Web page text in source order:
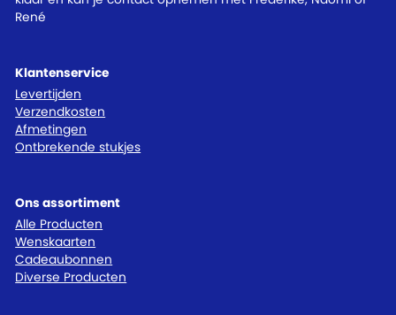
Klantenservice
Levertijden
Verzendkosten
Afmetingen
Ontbrekende stukjes
Ons assortiment
Alle Producten
Wenskaarten
Cadeaubonnen
Diverse Producten
René